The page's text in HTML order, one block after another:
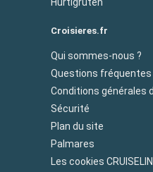
Croisieres.fr
Qui sommes-nous ?
Questions fréquentes
Conditions générales
Sécurité
Plan du site
Palmares
Les cookies